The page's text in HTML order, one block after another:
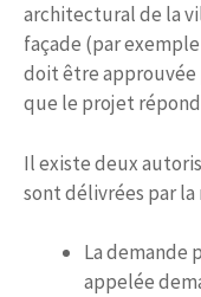
architectural de la
façade (par
doit être approuvée
que le projet
Il existe deux
sont délivrées par la
La demande
appelée